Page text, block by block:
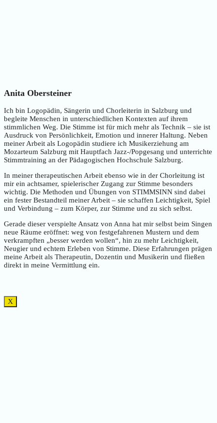
Anita Obersteiner
Ich bin Logopädin, Sängerin und Chorleiterin in Salzburg und
begleite Menschen in unterschiedlichen Kontexten auf ihrem
stimmlichen Weg. Die Stimme ist für mich mehr als Technik – sie ist
Ausdruck von Persönlichkeit, Emotion und innerer Haltung. Neben
meiner Arbeit als Logopädin studiere ich Musikerziehung am
Mozarteum Salzburg mit Hauptfach Jazz-/Popgesang und unterrichte
Stimmtraining an der Pädagogischen Hochschule Salzburg.
In meiner therapeutischen Arbeit ebenso wie in der Chorleitung ist
mir ein achtsamer, spielerischer Zugang zur Stimme besonders
wichtig. Die Methoden und Übungen von STIMMSINN sind dabei
ein fester Bestandteil meiner Arbeit – sie schaffen Leichtigkeit, Spiel
und Verbindung – zum Körper, zur Stimme und zu sich selbst.
Gerade dieser verspielte Ansatz von Anna hat mir selbst beim Singen
neue Räume eröffnet: weg von festgefahrenen Mustern und dem
verkrampften „besser werden wollen“, hin zu mehr Leichtigkeit,
Neugier und echtem Erleben von Stimme. Diese Erfahrungen prägen
meine Arbeit als Therapeutin, Dozentin und Musikerin und fließen
direkt in meine Vermittlung ein.
X